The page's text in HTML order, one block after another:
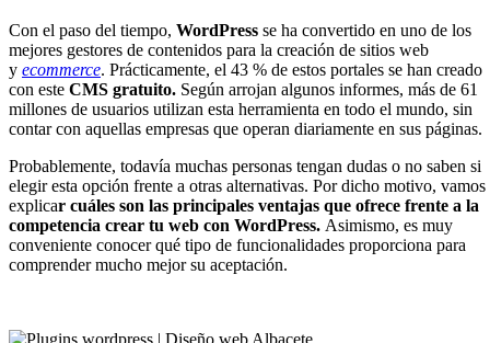
Con el paso del tiempo, WordPress se ha convertido en uno de los
mejores gestores de contenidos para la creación de sitios web
y ecommerce. Prácticamente, el 43 % de estos portales se han creado
con este CMS gratuito. Según arrojan algunos informes, más de 61
millones de usuarios utilizan esta herramienta en todo el mundo, sin
contar con aquellas empresas que operan diariamente en sus páginas.
Probablemente, todavía muchas personas tengan dudas o no saben si
elegir esta opción frente a otras alternativas. Por dicho motivo, vamos
explicar cuáles son las principales ventajas que ofrece frente a la
competencia crear tu web con WordPress. Asimismo, es muy
conveniente conocer qué tipo de funcionalidades proporciona para
comprender mucho mejor su aceptación.